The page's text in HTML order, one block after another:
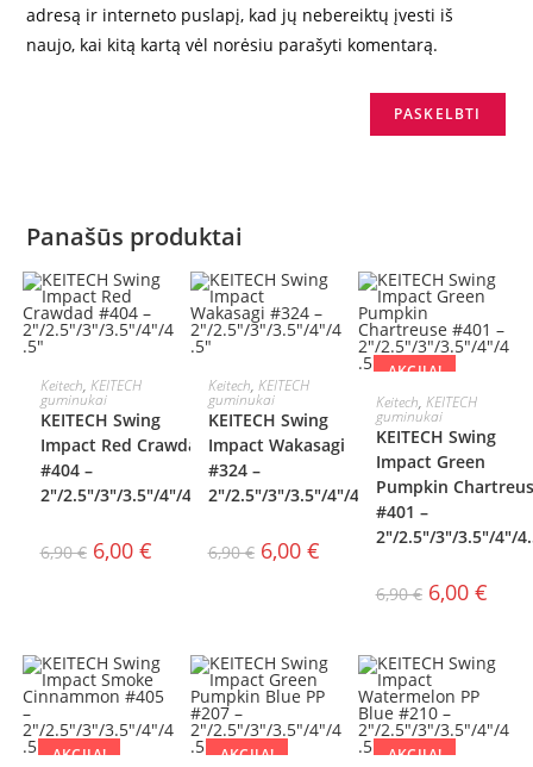
adresą ir interneto puslapį, kad jų nebereiktų įvesti iš
naujo, kai kitą kartą vėl norėsiu parašyti komentarą.
Panašūs produktai
PASIRINKTI
SAVYBES
Keitech, KEITECH
guminukai
KEITECH Swing
Impact Red Crawdad
#404 –
2″/2.5″/3″/3.5″/4″/4.5″
6,90€ 6,00 €
PASIRINKTI
SAVYBES
Keitech, KEITECH
guminukai
KEITECH Swing
Impact Wakasagi
#324 –
2″/2.5″/3″/3.5″/4″/4.5″
6,90€ 6,00 €
AKCIJA!
PASIRINKTI
SAVYBES
Keitech, KEITECH
guminukai
KEITECH Swing
Impact Green
Pumpkin
#401 –
2″/2.5″/3″/3.5″/4″/
6,90€ 6,00 €
AKCIJA!
AKCIJA!
AKCIJA!